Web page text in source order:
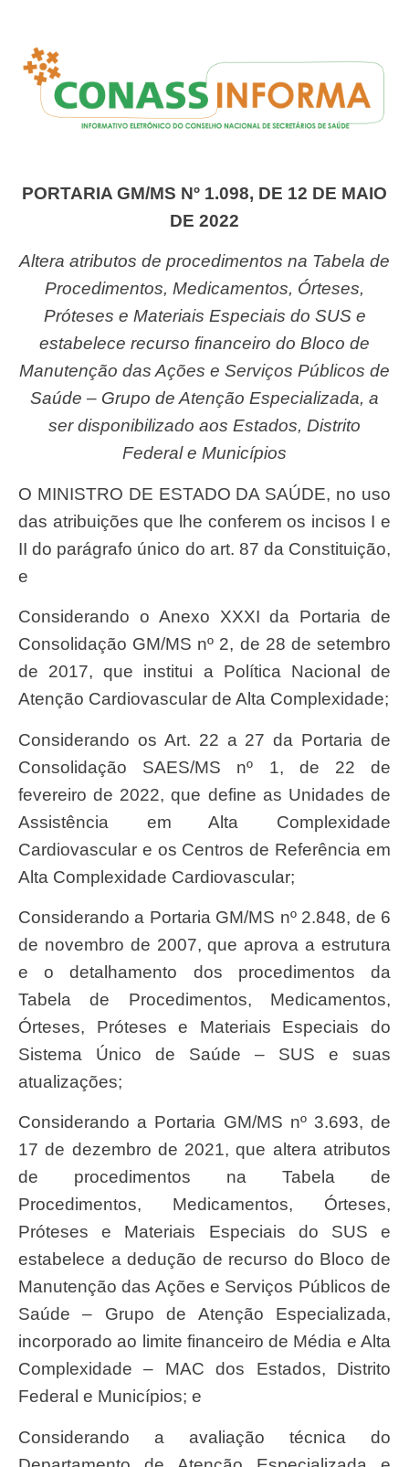
PORTARIA GM/MS Nº 1.098, DE 12 DE MAIO
DE 2022
Altera atributos de procedimentos na Tabela de
Procedimentos, Medicamentos, Órteses,
Próteses e Materiais Especiais do SUS e
estabelece recurso financeiro do Bloco de
Manutenção das Ações e Serviços Públicos de
Saúde – Grupo de Atenção Especializada, a
ser disponibilizado aos Estados, Distrito
Federal e Municípios
O MINISTRO DE ESTADO DA SAÚDE, no uso
das atribuições que lhe conferem os incisos I e
II do parágrafo único do art. 87 da Constituição,
e
Considerando o Anexo XXXI da Portaria de
Consolidação GM/MS nº 2, de 28 de setembro
de 2017, que institui a Política Nacional de
Atenção Cardiovascular de Alta Complexidade;
Considerando os Art. 22 a 27 da Portaria de
Consolidação SAES/MS nº 1, de 22 de
fevereiro de 2022, que define as Unidades de
Assistência em Alta Complexidade
Cardiovascular e os Centros de Referência em
Alta Complexidade Cardiovascular;
Considerando a Portaria GM/MS nº 2.848, de 6
de novembro de 2007, que aprova a estrutura
e o detalhamento dos procedimentos da
Tabela de Procedimentos, Medicamentos,
Órteses, Próteses e Materiais Especiais do
Sistema Único de Saúde – SUS e suas
atualizações;
Considerando a Portaria GM/MS nº 3.693, de
17 de dezembro de 2021, que altera atributos
de procedimentos na Tabela de
Procedimentos, Medicamentos, Órteses,
Próteses e Materiais Especiais do SUS e
estabelece a dedução de recurso do Bloco de
Manutenção das Ações e Serviços Públicos de
Saúde – Grupo de Atenção Especializada,
incorporado ao limite financeiro de Média e Alta
Complexidade – MAC dos Estados, Distrito
Federal e Municípios; e
Considerando a avaliação técnica do